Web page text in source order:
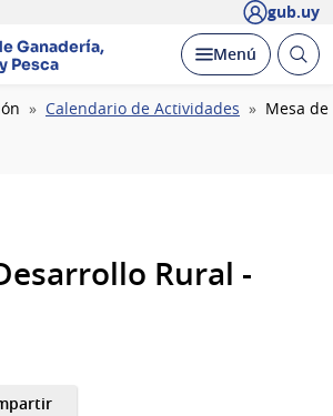
gub.uy
Ganadería,
Pesca
Desplegar
Menú Abrir
Calendario de Actividades Mesa
Rural -